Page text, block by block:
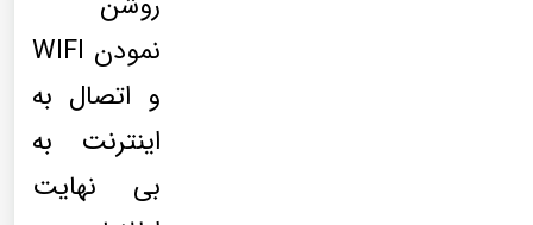
نمودن WIFI
و اتصال به
اینترنت به
بی نهایت